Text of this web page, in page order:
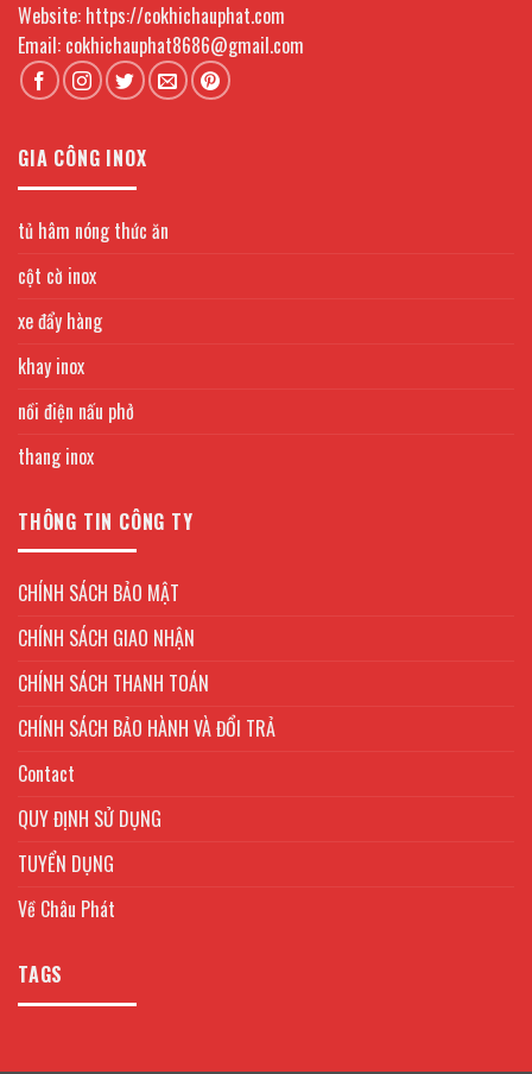
Website: https://cokhichauphat.com
Email: cokhichauphat8686@gmail.com
GIA CÔNG INOX
tủ hâm nóng thức ăn
cột cờ inox
xe đẩy hàng
khay inox
nồi điện nấu phở
thang inox
THÔNG TIN CÔNG TY
CHÍNH SÁCH BẢO MẬT
CHÍNH SÁCH GIAO NHẬN
CHÍNH SÁCH THANH TOÁN
CHÍNH SÁCH BẢO HÀNH VÀ ĐỔI TRẢ
Contact
QUY ĐỊNH SỬ DỤNG
TUYỂN DỤNG
Về Châu Phát
TAGS